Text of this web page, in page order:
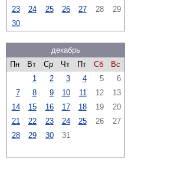
23
24 25 26 27 28
29
30
декабрь
Пн
Вт Ср Чт Пт Сб
Вс
1
2 3 4 5
6
7
8 9 10 11 12
13
14
15 16 17 18 19
20
21
22 23 24 25 26
27
28
29 30 31